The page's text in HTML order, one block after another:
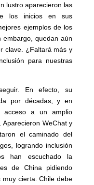
lustro aparecieron las
los inicios en sus
ejemplos de los
embargo, quedan aún
clave. ¿Faltará más y
para nuestras
En efecto, su
por décadas, y en
acceso a un amplio
Aparecieron WeChat y
el caminado del
logrando inclusión
han escuchado la
de China pidiendo
cierta. Chile debe